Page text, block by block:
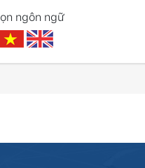
ngôn ngữ